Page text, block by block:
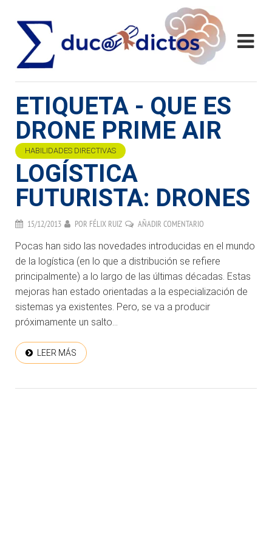
ETIQUETA - QUE ES
DRONE PRIME AIR
HABILIDADES DIRECTIVAS
LOGÍSTICA
FUTURISTA: DRONES
15/12/2013 POR FÉLIX RUIZ AÑADIR COMENTARIO
Pocas han sido las novedades introducidas en el mundo
de la logística (en lo que a distribución se refiere
principalmente) a lo largo de las últimas décadas. Estas
mejoras han estado orientadas a la especialización de
sistemas ya existentes. Pero, se va a producir
próximamente un salto...
LEER MÁS